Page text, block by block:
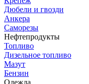
Дюбели и гвозди
Анкера
Саморезы
Нефтепродукты
Топливо
Дизельное топливо
Мазут
Бензин
Одежда